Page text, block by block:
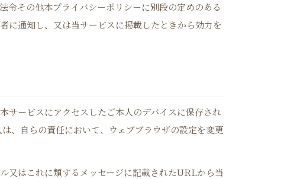
令その他本プライバシーポリシーに別段の定めのある
に通知し、又は当サービスに掲載したときから効力を
サービスにアクセスしたご本人のデバイスに保存され
、自らの責任において、ウェブブラウザの設定を変更
又はこれに類するメッセージに記載されたURLから当